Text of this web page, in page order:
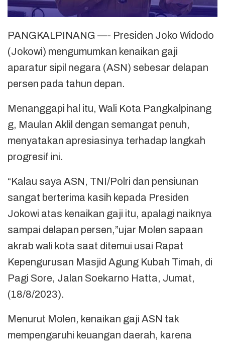
PANGKALPINANG —- Presiden Joko Widodo
(Jokowi) mengumumkan kenaikan gaji
aparatur sipil negara (ASN) sebesar delapan
persen pada tahun depan.
Menanggapi hal itu, Wali Kota Pangkalpinang
g, Maulan Aklil dengan semangat penuh,
menyatakan apresiasinya terhadap langkah
progresif ini.
“Kalau saya ASN, TNI/Polri dan pensiunan
sangat berterima kasih kepada Presiden
Jokowi atas kenaikan gaji itu, apalagi naiknya
sampai delapan persen,”ujar Molen sapaan
akrab wali kota saat ditemui usai Rapat
Kepengurusan Masjid Agung Kubah Timah, di
Pagi Sore, Jalan Soekarno Hatta, Jumat,
(18/8/2023).
Menurut Molen, kenaikan gaji ASN tak
mempengaruhi keuangan daerah, karena